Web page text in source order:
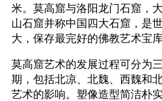
米。莫高窟与洛阳龙门石窟，
山石窟并称中国四大石窟，是
大，保存最完好的佛教艺术
莫高窟艺术的发展过程可分为
期，包括北凉、北魏、西魏和
艺术的影响。塑像造型简洁朴